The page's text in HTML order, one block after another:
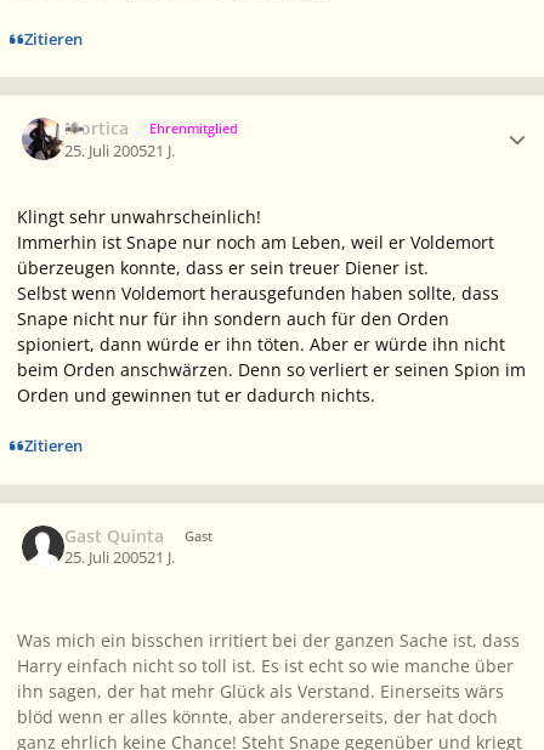
Zitieren
Mortica Ehrenmitglied
25. Juli 200521 J.
Klingt sehr unwahrscheinlich!
Immerhin ist Snape nur noch am Leben, weil er Voldemort
überzeugen konnte, dass er sein treuer Diener ist.
Selbst wenn Voldemort herausgefunden haben sollte, dass
Snape nicht nur für ihn sondern auch für den Orden
spioniert, dann würde er ihn töten. Aber er würde ihn nicht
beim Orden anschwärzen. Denn so verliert er seinen Spion im
Orden und gewinnen tut er dadurch nichts.
Zitieren
Gast Quinta Gast
25. Juli 200521 J.
Was mich ein bisschen irritiert bei der ganzen Sache ist, dass
Harry einfach nicht so toll ist. Es ist echt so wie manche über
ihn sagen, der hat mehr Glück als Verstand. Einerseits wärs
blöd wenn er alles könnte, aber andererseits, der hat doch
ganz ehrlich keine Chance! Steht Snape gegenüber und kriegt